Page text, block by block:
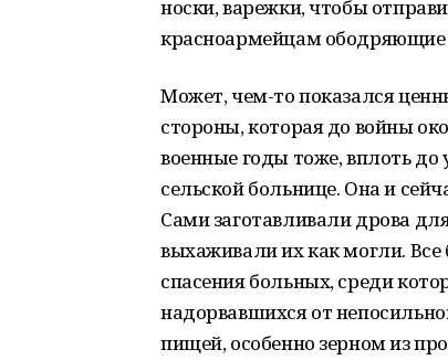
носки, варежки, чтобы
красноармейцам ободряющие
Может, чем-то показался
стороны, которая до войны
военные годы тоже, вплоть до
сельской больнице. Она и
Сами заготавливали дрова
выхаживали их как могли.
спасения больных, среди
надорвавшихся от
пищей, особенно зерном из